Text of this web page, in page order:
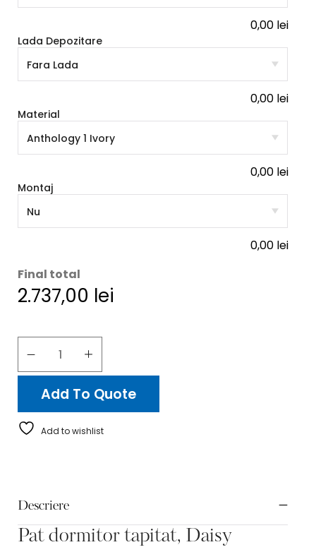
0,00 lei
Lada Depozitare
0,00 lei
Material
0,00 lei
Montaj
0,00 lei
Final total
2.737,00 lei
Add To Quote
Add to wishlist
Descriere
Pat dormitor tapitat, Daisy